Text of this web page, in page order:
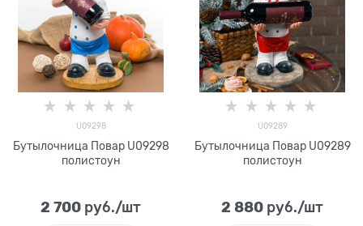
U09298
Бутылочница Повар U09298
полистоун
2 700 руб./шт
U09289
Бутылочница Повар U09289
полистоун
2 880 руб./шт